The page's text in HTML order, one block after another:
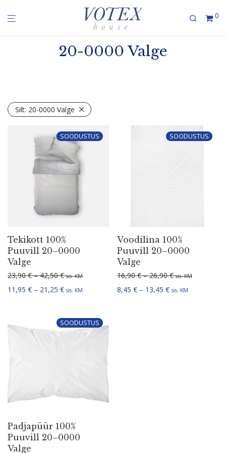
0
20-0000 Valge
Silt: 20-0000 Valge
SOODUSTUS
Tekikott 100%
Puuvill 20–0000
Valge
23,90€ – 42,50€Hinnavahemik: 23,90 € kuni 42,50 €
sis. KM
11,95 € – 21,25 €Hinnavahemik: 11,95 € kuni 21,25 €
sis. KM
SOODUSTUS
Voodilina 100%
Puuvill 20–0000
Valge
16,90€ – 26,90€Hinnavahemik:
sis. KM
8,45 € – 13,45 €Hinnavahemik:
sis. KM
SOODUSTUS
Padjapüür 100%
Puuvill 20–0000
Valge